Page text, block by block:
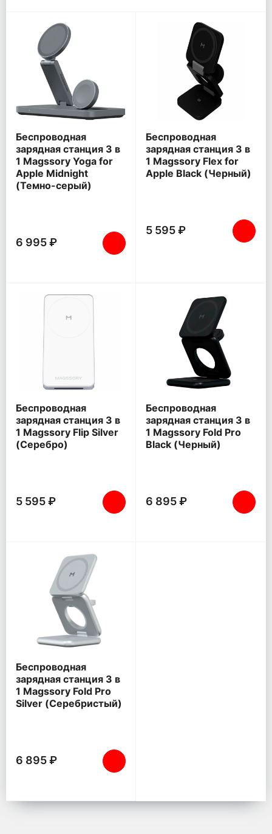
Беспроводная
зарядная станция 3 в
1 Magssory Yoga for
Apple Midnight
(Темно-серый)
6 995 ₽
Беспроводная
зарядная станция 3 в
1 Magssory Flex for
Apple Black (Черный)
5 595 ₽
Беспроводная
зарядная станция 3 в
1 Magssory Flip Silver
(Серебро)
5 595 ₽
Беспроводная
зарядная станция 3 в
1 Magssory Fold Pro
Black (Черный)
6 895 ₽
Беспроводная
зарядная станция 3 в
1 Magssory Fold Pro
Silver (Серебристый)
6 895 ₽